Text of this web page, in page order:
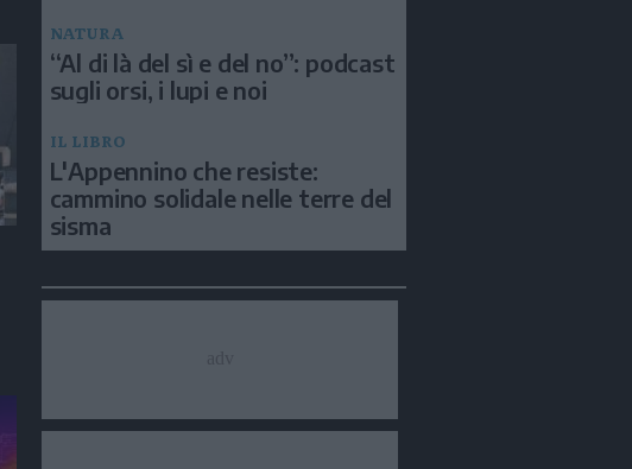
NATURA
“Al di là del sì e del no”: podcast
sugli orsi, i lupi e noi
IL LIBRO
L'Appennino che resiste:
cammino solidale nelle terre del
sisma